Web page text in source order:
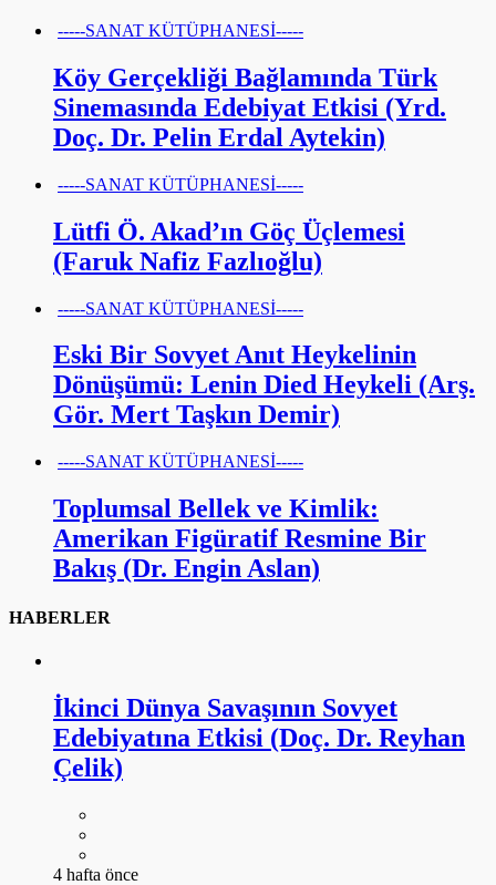
-----SANAT KÜTÜPHANESİ-----
Köy Gerçekliği Bağlamında Türk
Sinemasında Edebiyat Etkisi (Yrd.
Doç. Dr. Pelin Erdal Aytekin)
-----SANAT KÜTÜPHANESİ-----
Lütfi Ö. Akad’ın Göç Üçlemesi
(Faruk Nafiz Fazlıoğlu)
-----SANAT KÜTÜPHANESİ-----
Eski Bir Sovyet Anıt Heykelinin
Dönüşümü: Lenin Died Heykeli (Arş.
Gör. Mert Taşkın Demir)
-----SANAT KÜTÜPHANESİ-----
Toplumsal Bellek ve Kimlik:
Amerikan Figüratif Resmine Bir
Bakış (Dr. Engin Aslan)
HABERLER
İkinci Dünya Savaşının Sovyet
Edebiyatına Etkisi (Doç. Dr. Reyhan
Çelik)
4 hafta önce